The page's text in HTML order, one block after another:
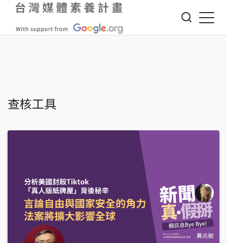
Jump to Navigation
Jump to Main content
查核工具